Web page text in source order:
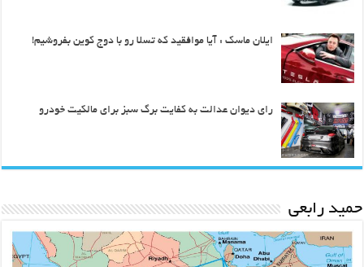
ایلان ماسک : آیا موافقید که تسلا رو با دوج کوین بفروشیم!
رای دیوان عدالت به کفایت برگ سبز برای مالکیت خودرو
حمید رابعی